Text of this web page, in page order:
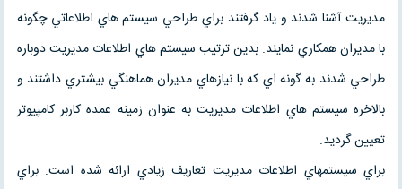
مديريت آشنا شدند و ياد گرفتند براي طراحي سيستم هاي اطلاعاتي چگونه
با مديران همكاري نمايند. بدين ترتيب سيستم هاي اطلاعات مديريت دوباره
طراحي شدند به گونه اي كه با نيازهاي مديران هماهنگي بيشتري داشتند و
بالاخره سيستم هاي اطلاعات مديريت به عنوان زمينه عمده كاربر كامپيوتر
تعيين گرديد.
براي سيستمهاي اطلاعات مديريت تعاريف زيادي ارائه شده است. براي